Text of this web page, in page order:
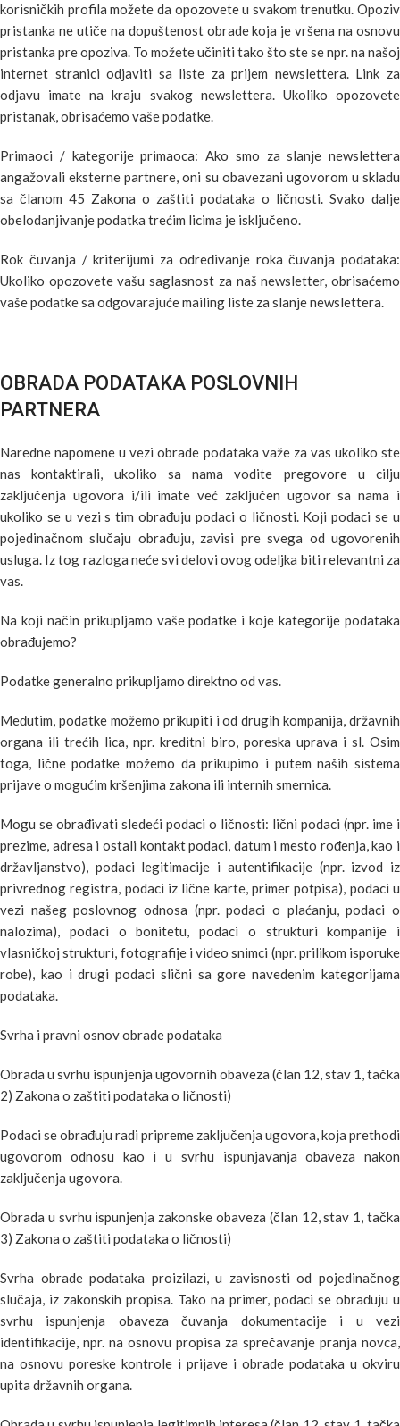
korisničkih profila možete da opozovete u svakom trenutku. Opoziv
pristanka ne utiče na dopuštenost obrade koja je vršena na osnovu
pristanka pre opoziva. To možete učiniti tako što ste se npr. na našoj
internet stranici odjaviti sa liste za prijem newslettera. Link za
odjavu imate na kraju svakog newslettera. Ukoliko opozovete
pristanak, obrisaćemo vaše podatke.
Primaoci / kategorije primaoca: Ako smo za slanje newslettera
angažovali eksterne partnere, oni su obavezani ugovorom u skladu
sa članom 45 Zakona o zaštiti podataka o ličnosti. Svako dalje
obelodanjivanje podatka trećim licima je isključeno.
Rok čuvanja / kriterijumi za određivanje roka čuvanja podataka:
Ukoliko opozovete vašu saglasnost za naš newsletter, obrisaćemo
vaše podatke sa odgovarajuće mailing liste za slanje newslettera.
OBRADA PODATAKA POSLOVNIH
PARTNERA
Naredne napomene u vezi obrade podataka važe za vas ukoliko ste
nas kontaktirali, ukoliko sa nama vodite pregovore u cilju
zaključenja ugovora i/ili imate već zaključen ugovor sa nama i
ukoliko se u vezi s tim obrađuju podaci o ličnosti. Koji podaci se u
pojedinačnom slučaju obrađuju, zavisi pre svega od ugovorenih
usluga. Iz tog razloga neće svi delovi ovog odeljka biti relevantni za
vas.
Na koji način prikupljamo vaše podatke i koje kategorije podataka
obrađujemo?
Podatke generalno prikupljamo direktno od vas.
Međutim, podatke možemo prikupiti i od drugih kompanija, državnih
organa ili trećih lica, npr. kreditni biro, poreska uprava i sl. Osim
toga, lične podatke možemo da prikupimo i putem naših sistema
prijave o mogućim kršenjima zakona ili internih smernica.
Mogu se obrađivati sledeći podaci o ličnosti: lični podaci (npr. ime i
prezime, adresa i ostali kontakt podaci, datum i mesto rođenja, kao i
državljanstvo), podaci legitimacije i autentifikacije (npr. izvod iz
privrednog registra, podaci iz lične karte, primer potpisa), podaci u
vezi našeg poslovnog odnosa (npr. podaci o plaćanju, podaci o
nalozima), podaci o bonitetu, podaci o strukturi kompanije i
vlasničkoj strukturi, fotografije i video snimci (npr. prilikom isporuke
robe), kao i drugi podaci slični sa gore navedenim kategorijama
podataka.
Svrha i pravni osnov obrade podataka
Obrada u svrhu ispunjenja ugovornih obaveza (član 12, stav 1, tačka
2) Zakona o zaštiti podataka o ličnosti)
Podaci se obrađuju radi pripreme zaključenja ugovora, koja prethodi
ugovorom odnosu kao i u svrhu ispunjavanja obaveza nakon
zaključenja ugovora.
Obrada u svrhu ispunjenja zakonske obaveza (član 12, stav 1, tačka
3) Zakona o zaštiti podataka o ličnosti)
Svrha obrade podataka proizilazi, u zavisnosti od pojedinačnog
slučaja, iz zakonskih propisa. Tako na primer, podaci se obrađuju u
svrhu ispunjenja obaveza čuvanja dokumentacije i u vezi
identifikacije, npr. na osnovu propisa za sprečavanje pranja novca,
na osnovu poreske kontrole i prijave i obrade podataka u okviru
upita državnih organa.